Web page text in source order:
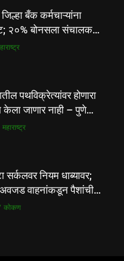
पथविक्रेत्यांवर होणारा
जाणार नाही – पुणे
सोनवणे
सर्कलवर नियम धाब्यावर;
अवजड वाहनांकडून पैशांची
जलपर्णीचा वाढता विळखा;
गंभीर धोका
बँक कर्मचाऱ्यांना
२०% बोनसला संचालक
पथविक्रेत्यांवर होणारा
जाणार नाही – पुणे
सोनवणे
महाराष्ट्र
सर्कलवर नियम धाब्यावर;
वाहनांकडून पैशांची
कोकण